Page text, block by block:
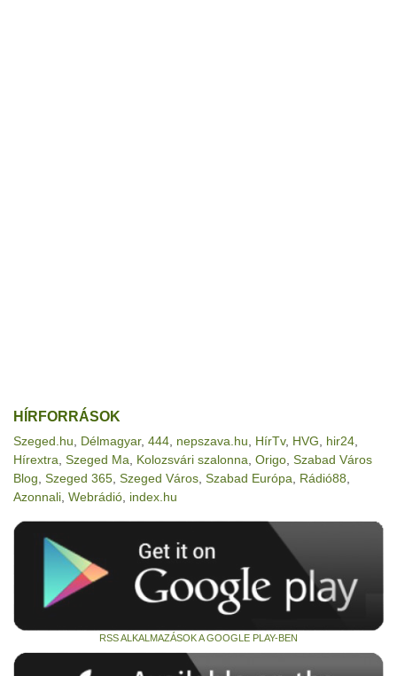
HÍRFORRÁSOK
Szeged.hu Délmagyar, 444 nepszava.hu HírTv, HVG hir24
Hírextra Szeged Ma Kolozsvári szalonna Origo Szabad Város
Blog Szeged 365 Szeged Város Szabad Európa Rádió88
Azonnali Webrádió index.hu
RSS ALKALMAZÁSOK A GOOGLE PLAY-BEN